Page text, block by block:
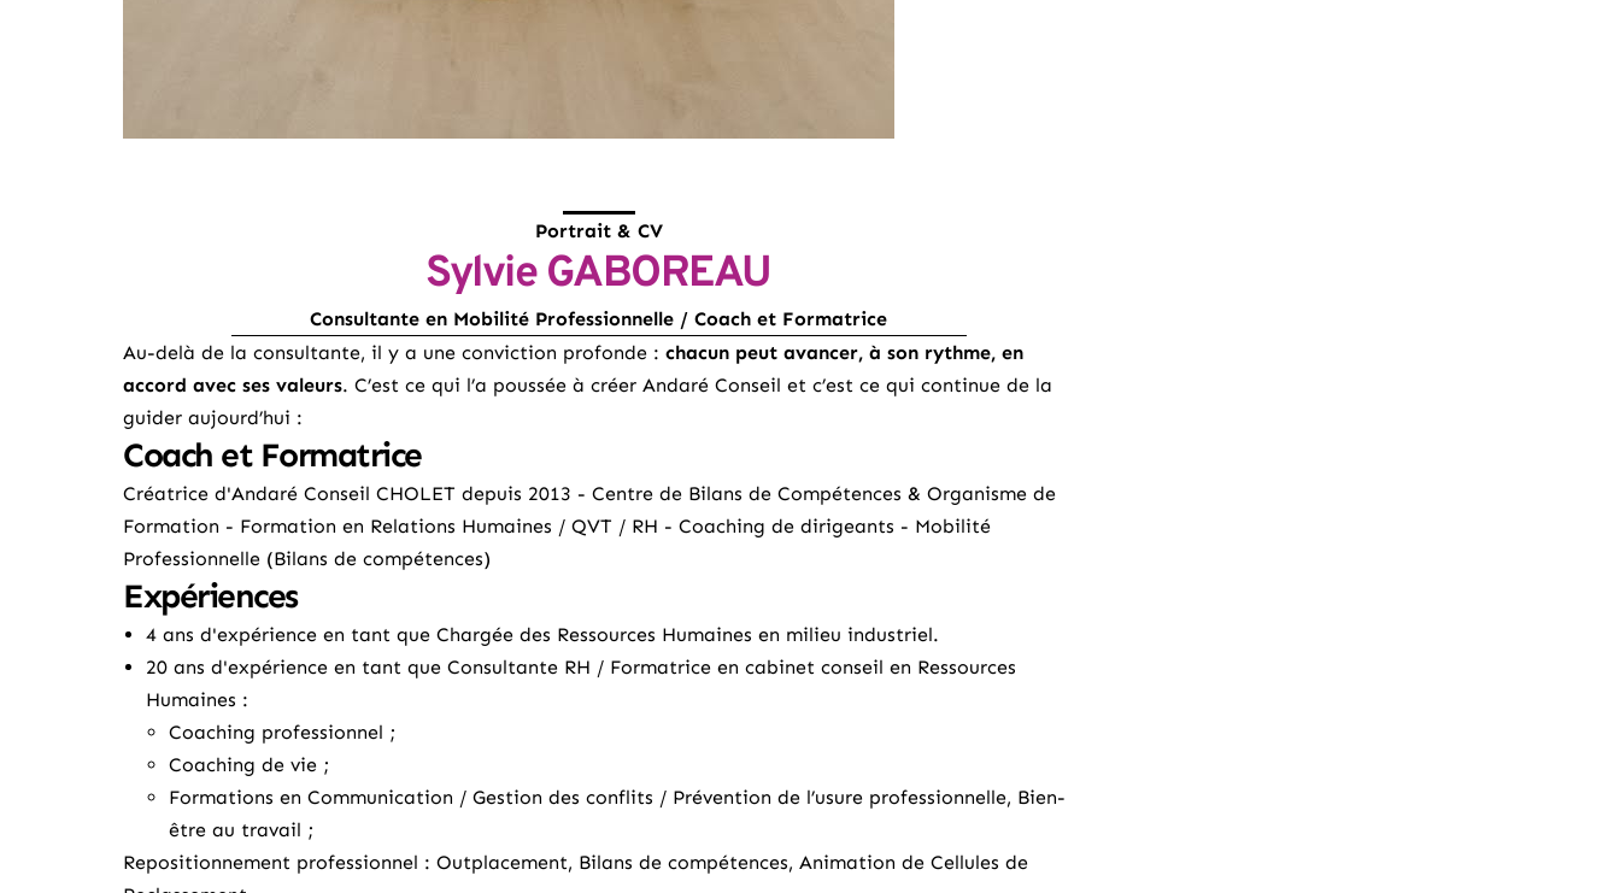
Portrait & CV
Sylvie GABOREAU
Consultante en Mobilité Professionnelle / Coach et Formatrice
Au-delà de la consultante, il y a une conviction profonde : chacun peut avancer, à son rythme, en
accord avec ses valeurs. C’est ce qui l’a poussée à créer Andaré Conseil et c’est ce qui continue de la
guider aujourd’hui :
Coach et Formatrice
Créatrice d'Andaré Conseil CHOLET depuis 2013 - Centre de Bilans de Compétences & Organisme de
Formation - Formation en Relations Humaines / QVT / RH - Coaching de dirigeants - Mobilité
Professionnelle (Bilans de compétences)
Expériences
4 ans d'expérience en tant que Chargée des Ressources Humaines en milieu industriel.
20 ans d'expérience en tant que Consultante RH / Formatrice en cabinet conseil en Ressources
Humaines :
Coaching professionnel ;
Coaching de vie ;
Formations en Communication / Gestion des conflits / Prévention de l’usure professionnelle, Bien-
être au travail ;
Repositionnement professionnel : Outplacement, Bilans de compétences, Animation de Cellules de